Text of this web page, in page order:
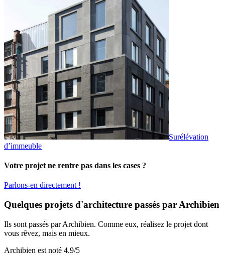
Surélévation
d’immeuble
Votre projet ne rentre pas dans les cases ?
Parlons-en directement !
Quelques projets d'architecture passés par Archibien
Ils sont passés par Archibien. Comme eux, réalisez le projet dont
vous rêvez, mais en mieux.
Archibien est noté 4.9/5